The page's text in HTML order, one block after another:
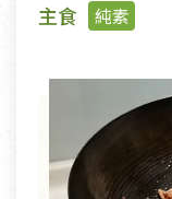
主食
純素